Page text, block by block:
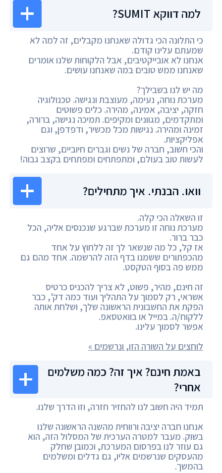
למה דווקא SUMIT?
כי התלונה הכי גדולה שאנחנו מקבלים, זה למה לא
שמעתם עלינו קודם.
אנחנו לא אובייקטיבים, אבל הלקוחות שלנו אומרים
שאנחנו ממש טובים במה שאנחנו עושים.
מה יש לנו בשבילך?
מערכת נוחה, נעימה, מעוצבת ונגישה. טכנולוגיה
חזקה, יציבה, אמינה, מהירה. כלים פשוטים
ומתקדמים, מגוונים ומקיפים. תמיכה נגישה, ברורה,
זמינה ומהירה. נגישות מכל מכשיר, ודפדפן, וגם
אפליקציות.
והכי חשוב, חברה של נשים וגברים חיוביים, שרוצים
לעשות טוב בעולם, ומתפתחים ומפתחים בקצב גבוה!
וואו. הבנתי. איך מתחילים?
זו השאלה הכי קלה.
מערכת נוחה זו מערכת שברגע שנכנסים אליה, הכל
כבר ברור.
אז קל, כל מה שנשאר לך זה ללחוץ על אחד
מהכפתורים ששמנו בדף הזה להרשמה. אחד מהם גם
ממש פה בסוף הטקסט.
זה חינם, מהיר, פשוט, לא צריך להכניס כרטיס
אשראי, רק לסמוך על התהליך ועוד כמה דק', כבר
הפקת את החשבונית הראשונה שלך, ושלחת אותה
ללקוח/ה. במייל או בוואטסאפ.
אפשר לסמוך עלינו.
לוחצים על השורה הזו, ונרשמים »
באמת חינם? איך זה? כמה משלמים
אחרי?
תמיד היה חשוב לנו להחזיר חזרה, וזו הדרך שלנו.
אנחנו חברה יציבה ורווחית מהשנה הראשונה שלנו
בשוק. מעבר למטרה הערכית של המסלול הזה, הוא
גם עוזר לנו בפרסום המערכת, וכמובן שחלק
מהעסקים שנרשמים אליו, גם גדלים ומשלמים
בהמשך.